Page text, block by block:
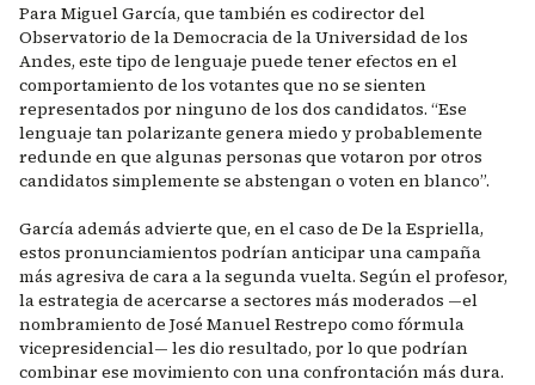
Para Miguel García, que también es codirector del
Observatorio de la Democracia de la Universidad de los
Andes, este tipo de lenguaje puede tener efectos en el
comportamiento de los votantes que no se sienten
representados por ninguno de los dos candidatos. “Ese
lenguaje tan polarizante genera miedo y probablemente
redunde en que algunas personas que votaron por otros
candidatos simplemente se abstengan o voten en blanco”.
García además advierte que, en el caso de De la Espriella,
estos pronunciamientos podrían anticipar una campaña
más agresiva de cara a la segunda vuelta. Según el profesor,
la estrategia de acercarse a sectores más moderados —el
nombramiento de José Manuel Restrepo como fórmula
vicepresidencial— les dio resultado, por lo que podrían
combinar ese movimiento con una confrontación más dura.